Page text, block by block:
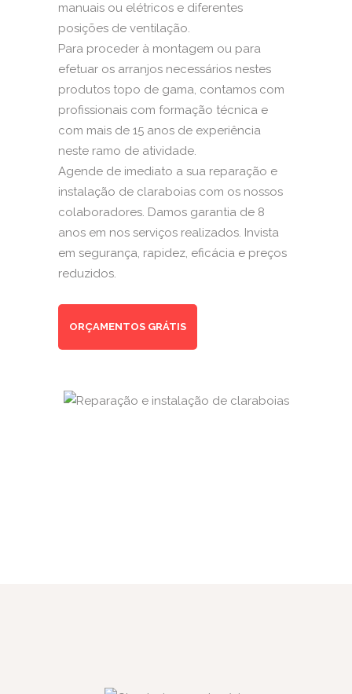
manuais ou elétricos e diferentes
posições de ventilação.
Para proceder à montagem ou para
efetuar os arranjos necessários nestes
produtos topo de gama, contamos com
profissionais com formação técnica e
com mais de 15 anos de experiência
neste ramo de atividade.
Agende de imediato a sua reparação e
instalação de claraboias com os nossos
colaboradores. Damos garantia de 8
anos em nos serviços realizados. Invista
em segurança, rapidez, eficácia e preços
reduzidos.
ORÇAMENTOS GRÁTIS